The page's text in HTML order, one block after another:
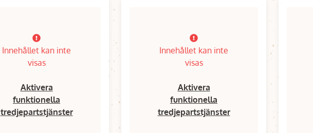
Innehållet kan inte
visas
Aktivera
funktionella
tredjepartstjänster
Innehållet kan inte
visas
Aktivera
funktionella
tredjepartstjänster